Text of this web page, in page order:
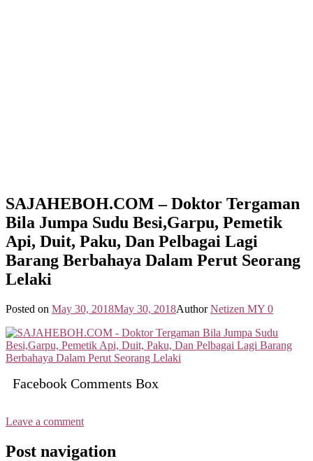
SAJAHEBOH.COM – Doktor Tergaman
Bila Jumpa Sudu Besi,Garpu, Pemetik
Api, Duit, Paku, Dan Pelbagai Lagi
Barang Berbahaya Dalam Perut Seorang
Lelaki
Posted on May 30, 2018May 30, 2018Author Netizen MY 0
Facebook Comments Box
Leave a comment
Post navigation